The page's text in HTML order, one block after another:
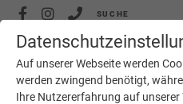
Auf unserer Webseite werden
werden zwingend benötigt,
Ihre Nutzererfahrung auf unserer
SUCHE